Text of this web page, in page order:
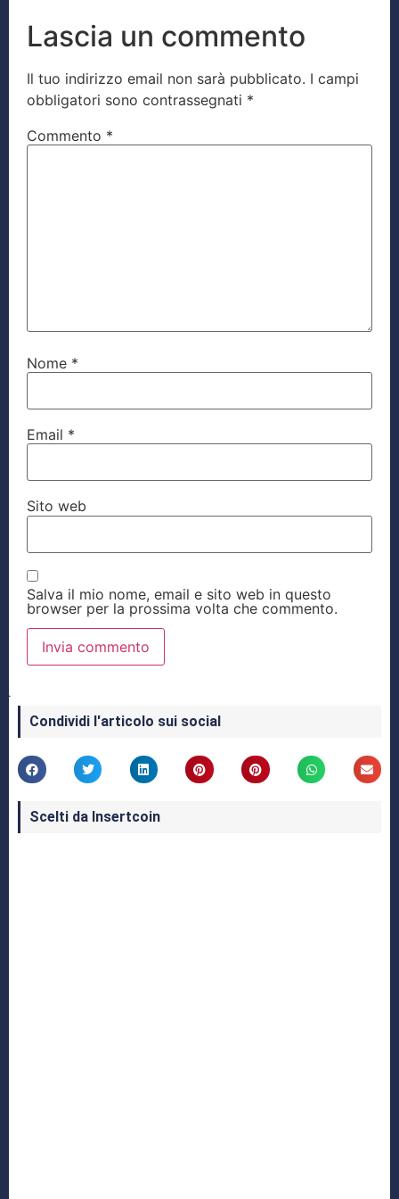
Lascia un commento
Il tuo indirizzo email non sarà pubblicato. I campi
obbligatori sono contrassegnati *
Commento *
Nome *
Email *
Sito web
Salva il mio nome, email e sito web in questo
browser per la prossima volta che commento.
Condividi l'articolo sui social
Scelti da Insertcoin